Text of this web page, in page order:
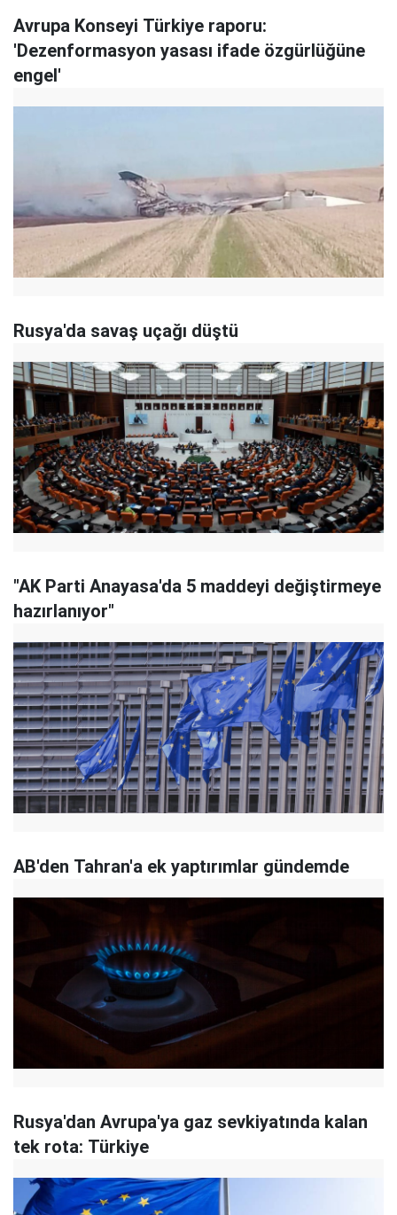
Avrupa Konseyi Türkiye raporu:
'Dezenformasyon yasası ifade özgürlüğüne
engel'
Rusya'da savaş uçağı düştü
"AK Parti Anayasa'da 5 maddeyi değiştirmeye
hazırlanıyor"
AB'den Tahran'a ek yaptırımlar gündemde
Rusya'dan Avrupa'ya gaz sevkiyatında kalan
tek rota: Türkiye